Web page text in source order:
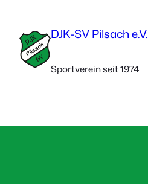
DJK-SV Pilsach e.V.
Sportverein seit 1974